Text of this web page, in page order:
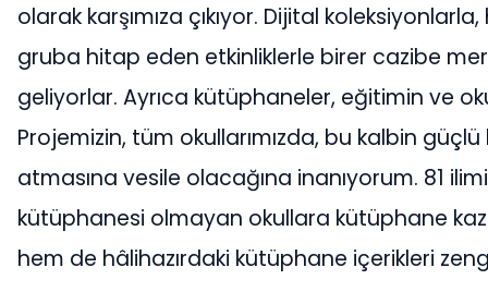
olarak karşımıza çıkıyor. Dijital
gruba hitap eden etkinliklerle birer cazibe
geliyorlar. Ayrıca kütüphaneler, eğitimin ve
Projemizin, tüm okullarımızda, bu kalbin
atmasına vesile olacağına inanıyorum. 81
kütüphanesi olmayan okullara kütüphane
hem de hâlihazırdaki kütüphane içerikleri